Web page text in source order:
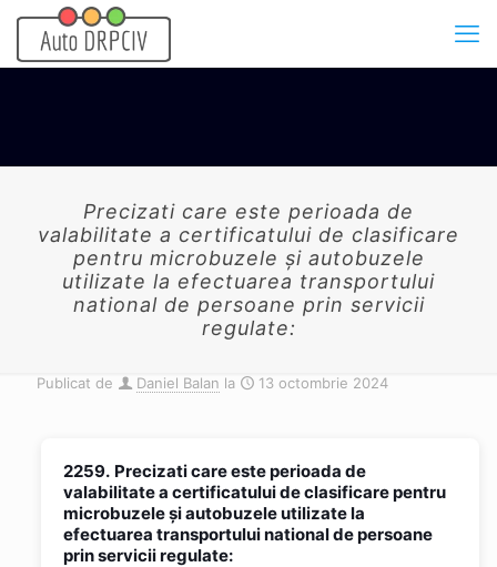
Precizati care este perioada de
valabilitate a certificatului de clasificare
pentru microbuzele și autobuzele
utilizate la efectuarea transportului
national de persoane prin servicii
regulate:
Publicat de Daniel Balan la 13 octombrie 2024
2259. Precizati care este perioada de
valabilitate a certificatului de clasificare pentru
microbuzele și autobuzele utilizate la
efectuarea transportului national de persoane
prin servicii regulate: